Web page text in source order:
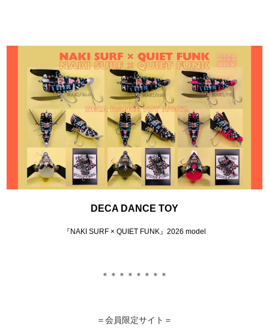
DECA DANCE TOY
『NAKI SURF × QUIET FUNK』2026 model
＊＊＊＊＊＊＊＊
＝会員限定サイト＝